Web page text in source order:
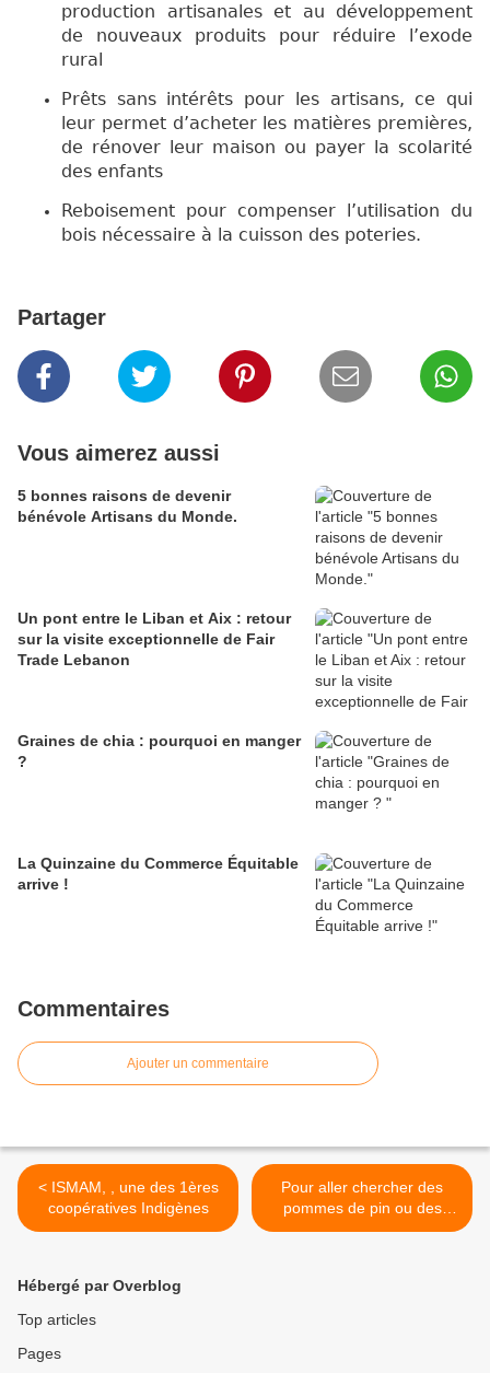
production artisanales et au développement
de nouveaux produits pour réduire l’exode
rural
Prêts sans intérêts pour les artisans, ce qui
leur permet d’acheter les matières premières,
de rénover leur maison ou payer la scolarité
des enfants
Reboisement pour compenser l’utilisation du
bois nécessaire à la cuisson des poteries.
Partager
Vous aimerez aussi
5 bonnes raisons de devenir
bénévole Artisans du Monde.
Un pont entre le Liban et Aix : retour
sur la visite exceptionnelle de Fair
Trade Lebanon
Graines de chia : pourquoi en manger
?
La Quinzaine du Commerce Équitable
arrive !
Commentaires
Ajouter un commentaire
< ISMAM, , une des 1ères
coopératives Indigènes
Pour aller chercher des
pommes de pin ou des
feuillages en forêt, il vous
Hébergé par Overblog
Top articles
Pages